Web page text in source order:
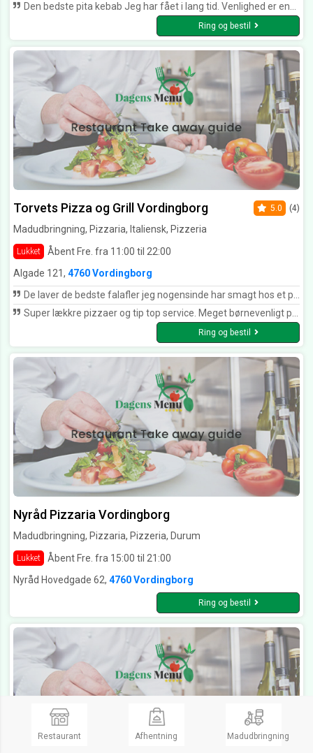
Den bedste pita kebab Jeg har fået i lang tid. Venlighed er enstor del afmenu tillige. Tak for det
Ring og bestil
Torvets Pizza og Grill Vordingborg
Madudbringning, Pizzaria, Italiensk, Pizzeria
Lukket Åbent Fre. fra 11:00 til 22:00
5.0 (4)
Algade 121, 4760 Vordingborg
De laver de bedste falafler jeg nogensinde har smagt hos et pizzaria. Det er deres egen opskrift og de bager selv deres fladbrød fra bunden også ????✌️ Smag også deres Vegetar og veganer pizza. De bruger kartofler i tynde skiver istedet for ost, og det smager så friskt og rigt når du sætter tænderne i deres mad. Gør dig selv en tjeneste og giv dem en chance ????
Super lækkre pizzaer og tip top service. Meget børnevenligt personale
Ring og bestil
Nyråd Pizzaria Vordingborg
Madudbringning, Pizzaria, Pizzeria, Durum
Lukket
Åbent Fre. fra 15:00 til 21:00
Nyråd Hovedgade 62, 4760 Vordingborg
Ring og bestil
Restaurant Afhentning Madudbringning